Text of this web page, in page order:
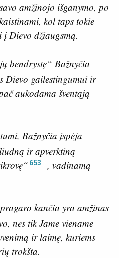
amžinojo išganymo, po
kol taps tokie
į Dievo džiaugsmą.
bendrystę“ Bažnyčia
Dievo gailestingumui ir
aukodama šventąją
Bažnyčia įspėja
ir apverktiną
653
, vadinamą
kančia yra amžinas
nes tik Jame viename
ir laimę, kuriems
trokšta.